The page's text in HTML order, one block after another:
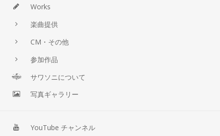
Works
楽曲提供
CM・その他
参加作品
サワソニについて
写真ギャラリー
YouTube チャンネル